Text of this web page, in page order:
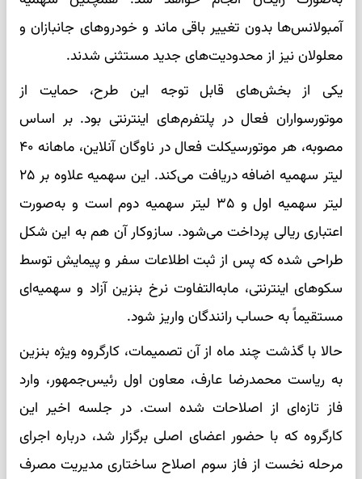
آمبولانس‌ها بدون تغییر باقی ماند و خودروهای جانبازان و
معلولان نیز از محدودیت‌های جدید مستثنی شدند.
یکی از بخش‌های قابل توجه این طرح، حمایت از
موتورسواران فعال در پلتفرم‌های اینترنتی بود. بر اساس
مصوبه، هر موتورسیکلت فعال در ناوگان آنلاین، ماهانه ۴۰
لیتر سهمیه اضافه دریافت می‌کند. این سهمیه علاوه بر ۲۵
لیتر سهمیه اول و ۳۵ لیتر سهمیه دوم است و به‌صورت
اعتباری ریالی پرداخت می‌شود. سازوکار آن هم به این شکل
طراحی شده که پس از ثبت اطلاعات سفر و پیمایش توسط
سکوهای اینترنتی، مابه‌التفاوت نرخ بنزین آزاد و سهمیه‌ای
مستقیماً به حساب رانندگان واریز شود.
حالا با گذشت چند ماه از آن تصمیمات، کارگروه ویژه بنزین
به ریاست محمدرضا عارف، معاون اول رئیس‌جمهور، وارد
فاز تازه‌ای از اصلاحات شده است. در جلسه اخیر این
کارگروه که با حضور اعضای اصلی برگزار شد، درباره اجرای
مرحله نخست از فاز سوم اصلاح ساختاری مدیریت مصرف